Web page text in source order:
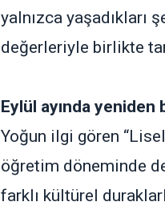
yalnızca yaşadıkları
değerleriyle birlikte
Eylül ayında yeniden
Yoğun ilgi gören
öğretim döneminde
farklı kültürel